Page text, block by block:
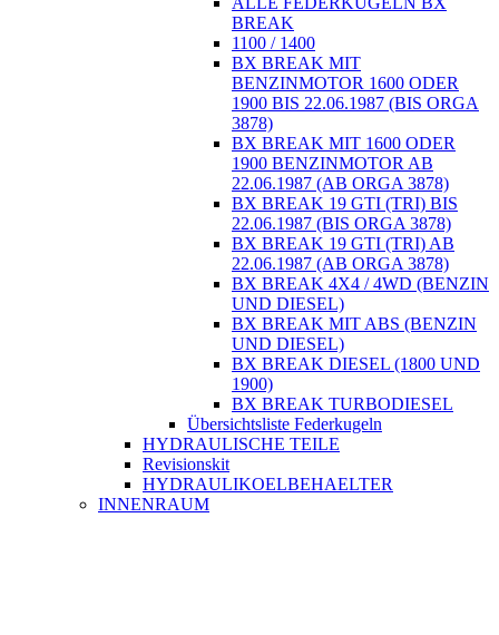
BREAK
1100 / 1400
BX BREAK MIT
BENZINMOTOR 1600 ODER
1900 BIS 22.06.1987 (BIS ORGA
3878)
BX BREAK MIT 1600 ODER
1900 BENZINMOTOR AB
22.06.1987 (AB ORGA 3878)
BX BREAK 19 GTI (TRI) BIS
22.06.1987 (BIS ORGA 3878)
BX BREAK 19 GTI (TRI) AB
22.06.1987 (AB ORGA 3878)
BX BREAK 4X4 / 4WD (BENZIN
UND DIESEL)
BX BREAK MIT ABS (BENZIN
UND DIESEL)
BX BREAK DIESEL (1800 UND
1900)
BX BREAK TURBODIESEL
Übersichtsliste Federkugeln
HYDRAULISCHE TEILE
Revisionskit
HYDRAULIKOELBEHAELTER
INNENRAUM